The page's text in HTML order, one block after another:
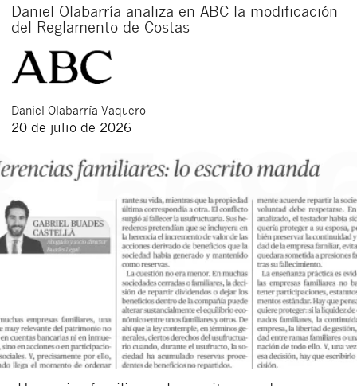
Daniel Olabarría analiza en ABC la modificación
del Reglamento de Costas
Daniel Olabarría Vaquero
20 de julio de 2026